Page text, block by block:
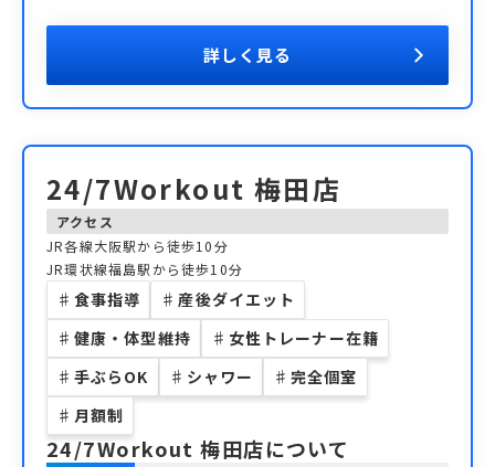
詳しく見る
24/7Workout 梅田店
アクセス
JR各線大阪駅から徒歩10分
JR環状線福島駅から徒歩10分
♯ 食事指導 ♯ 産後ダイエット
♯ 健康・体型維持 ♯ 女性トレーナー在籍
♯ 手ぶらOK ♯ シャワー ♯ 完全個室
♯ 月額制
24/7Workout 梅田店について